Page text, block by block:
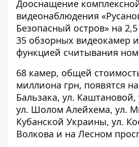
Дооснащение
видеонаблюдения
Безопасный остров» на
35 обзорных видеокамер
функцией считывания
68 камер, общей
миллиона грн, появятся
Бальзака, ул.
ул. Шолом Алейхема, ул.
Кубанской Украины, ул.
Волкова и на Лесном